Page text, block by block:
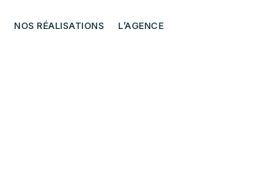
NOS RÉALISATIONS L’AGENCE